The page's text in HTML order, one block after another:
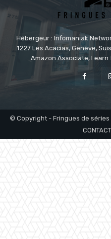
Hébergeur : Infomaniak
1227 Les Acacias, Genève,
Amazon Associate, I
© Copyright - Fringues de séries